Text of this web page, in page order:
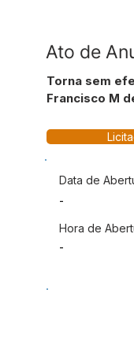
Ato de
Torna sem
Francisco M
Data de
-
Hora de
-